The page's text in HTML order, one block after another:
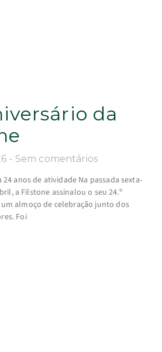
da
Sem comentários
anos de atividade Na passada sexta-
a Filstone assinalou o seu 24.º
almoço de celebração junto dos
Foi